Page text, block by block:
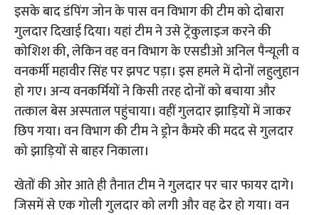
इसके बाद डंपिंग जोन के पास वन विभाग की टीम को दोबारा
गुलदार दिखाई दिया। यहां टीम ने उसे ट्रेंकुलाइज करने की
कोशिश की, लेकिन वह वन विभाग के एसडीओ अनिल पैन्यूली व
वनकर्मी महावीर सिंह पर झपट पड़ा। इस हमले में दोनों लहुलुहान
हो गए। अन्य वनकर्मियों ने किसी तरह दोनों को बचाया और
तत्काल बेस अस्पताल पहुंचाया। वहीं गुलदार झाड़ियों में जाकर
छिप गया। वन विभाग की टीम ने ड्रोन कैमरे की मदद से गुलदार
को झाड़ियों से बाहर निकाला।
खेतों की ओर आते ही तैनात टीम ने गुलदार पर चार फायर दागे।
जिसमें से एक गोली गुलदार को लगी और वह ढेर हो गया। वन